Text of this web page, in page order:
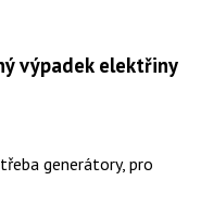
výpadek elektřiny
generátory, pro